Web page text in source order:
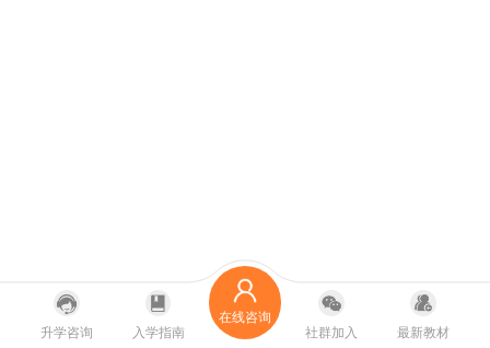
升学咨询 入学指南
在线咨询
社群加入
最新教材